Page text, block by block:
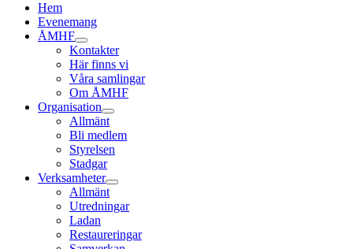
Hem
Evenemang
ÅMHF
Kontakter
Här finns vi
Våra samlingar
Om ÅMHF
Organisation
Allmänt
Bli medlem
Styrelsen
Stadgar
Verksamheter
Allmänt
Utredningar
Ladan
Restaureringar